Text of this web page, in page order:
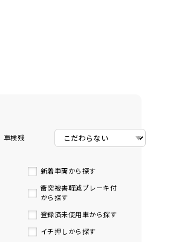
車検残
新着車両から探す
衝突被害軽減ブレーキ付
から探す
登録済未使用車から探す
イチ押しから探す